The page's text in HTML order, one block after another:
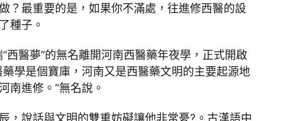
？最重要的是，如果你不滿處，往進修西醫的設
種子。
西醫夢”的無名離開河南西醫藥年夜學，正式開啟
藥學是個寶庫，河南又是西醫藥文明的主要起源地
南進修。”無名說。